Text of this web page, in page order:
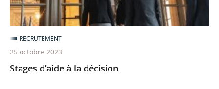
Stages d’aide à la décision
RECRUTEMENT
25 octobre 2023